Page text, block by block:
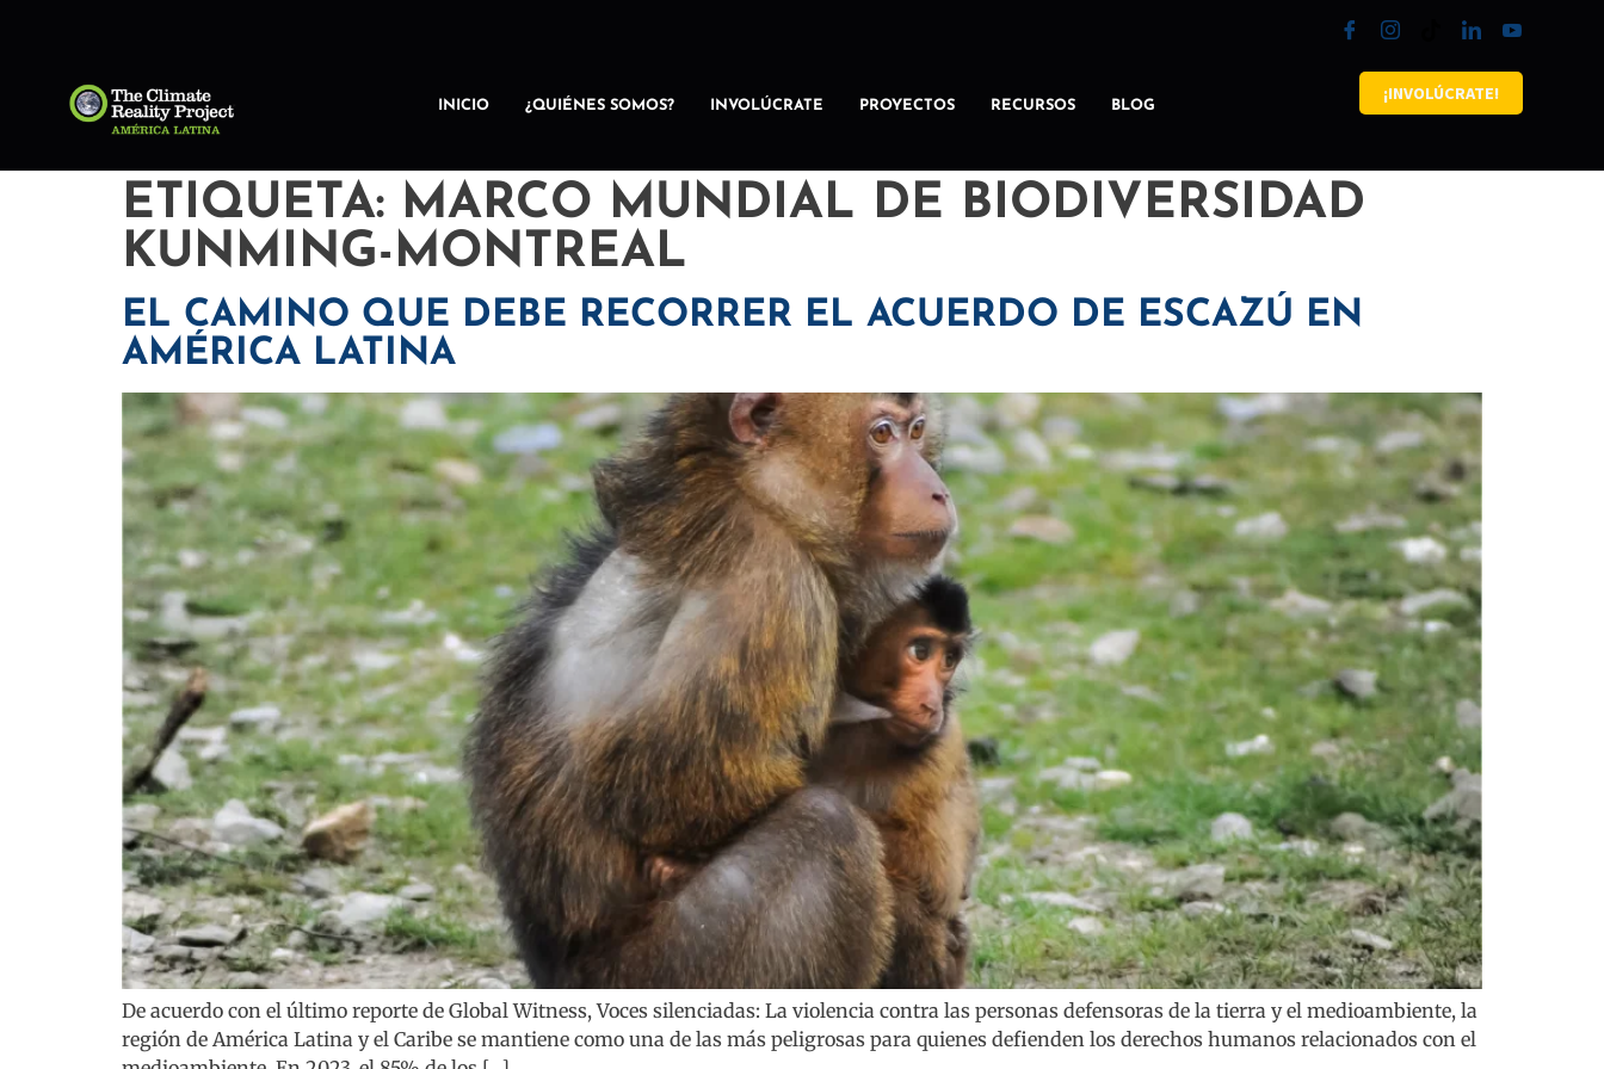
INICIO ¿QUIÉNES SOMOS? INVOLÚCRATE PROYECTOS RECURSOS BLOG
¡INVOLÚCRATE!
ETIQUETA: MARCO MUNDIAL DE BIODIVERSIDAD
KUNMING-MONTREAL
EL CAMINO QUE DEBE RECORRER EL ACUERDO DE ESCAZÚ EN
AMÉRICA LATINA
De acuerdo con el último reporte de Global Witness, Voces silenciadas: La violencia contra las personas defensoras de la tierra y el medioambiente, la
región de América Latina y el Caribe se mantiene como una de las más peligrosas para quienes defienden los derechos humanos relacionados con el